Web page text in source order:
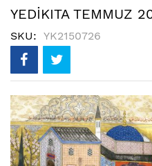
Content
YEDİKITA TEMMUZ
SKU YK2150726
Resim
galerisinin
sonuna
atla